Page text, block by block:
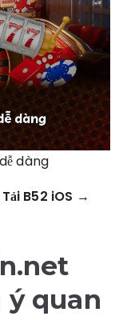
dàng
Tải B52 iOS →
ý quan